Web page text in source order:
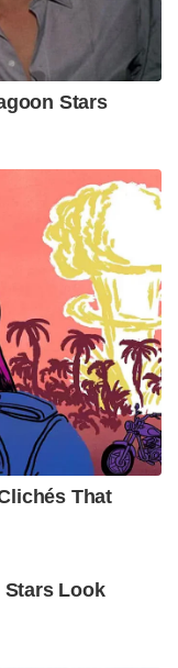
ഭരണകൂടത്തെ
വിളിച്ചു
ചൈനയുടെ
ബീജിംഗ്
ഇതിനിടെ
ചൈനയെ